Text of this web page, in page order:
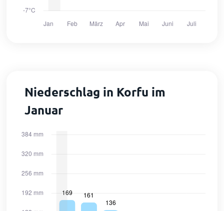
Niederschlag in Korfu im
Januar